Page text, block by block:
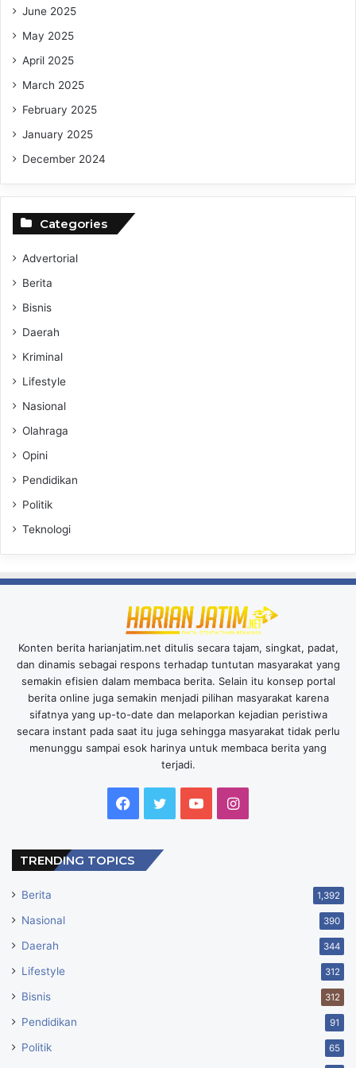
Dony Oskaria Pastikan Tak Ada PHK
Presiden Targetkan Perampingan BUMN
June 2025
May 2025
April 2025
March 2025
February 2025
January 2025
December 2024
Categories
Advertorial
Berita
Bisnis
Daerah
Kriminal
Lifestyle
Nasional
Olahraga
Opini
Pendidikan
Politik
Teknologi
Konten berita harianjatim.net ditulis secara tajam, singkat, padat,
dan dinamis sebagai respons terhadap tuntutan masyarakat yang
semakin efisien dalam membaca berita. Selain itu konsep portal
berita online juga semakin menjadi pilihan masyarakat karena
sifatnya yang up-to-date dan melaporkan kejadian peristiwa
secara instant pada saat itu juga sehingga masyarakat tidak perlu
menunggu sampai esok harinya untuk membaca berita yang
terjadi.
Facebook
TwitterYouTubeInstagram
TRENDING TOPICS
Berita 1,392
Nasional 390
Daerah 344
Lifestyle 312
Bisnis 312
Pendidikan 91
Politik 65